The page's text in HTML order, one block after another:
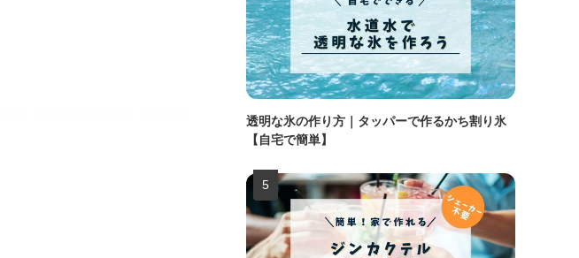
透明な氷の作り方｜タッパーで作るかち割り氷
【自宅で簡単】